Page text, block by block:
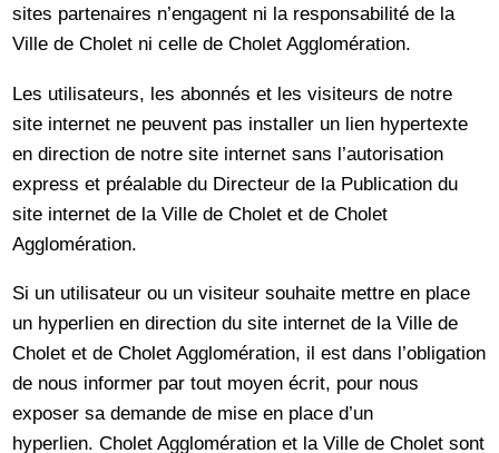
sites partenaires n’engagent ni la responsabilité de la
Ville de Cholet ni celle de Cholet Agglomération.
Les utilisateurs, les abonnés et les visiteurs de notre
site internet ne peuvent pas installer un lien hypertexte
en direction de notre site internet sans l’autorisation
express et préalable du Directeur de la Publication du
site internet de la Ville de Cholet et de Cholet
Agglomération.
Si un utilisateur ou un visiteur souhaite mettre en place
un hyperlien en direction du site internet de la Ville de
Cholet et de Cholet Agglomération, il est dans l’obligation
de nous informer par tout moyen écrit, pour nous
exposer sa demande de mise en place d’un
hyperlien. Cholet Agglomération et la Ville de Cholet sont